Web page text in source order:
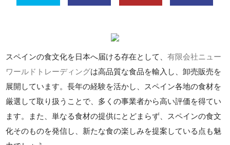
スペインの食文化を日本へ届ける存在として、有限会社ニュー
ワールドトレーディングは高品質な食品を輸入し、卸売販売を
展開しています。長年の経験を活かし、スペイン各地の食材を
厳選して取り扱うことで、多くの事業者から高い評価を得てい
ます。また、単なる食材の提供にとどまらず、スペインの食文
化そのものを発信し、新たな食の楽しみを提案している点も魅